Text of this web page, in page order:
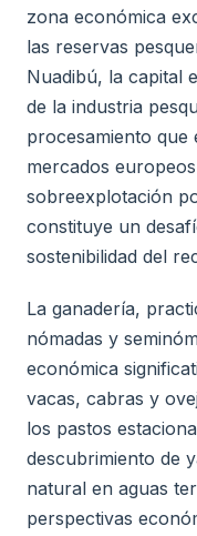
zona económica
las reservas
Nuadibú, la capital
de la industria
procesamiento
mercados
sobreexplotación
constituye un
sostenibilidad del
La ganadería,
nómadas y
económica
vacas, cabras y
los pastos
descubrimiento de
natural en aguas
perspectivas